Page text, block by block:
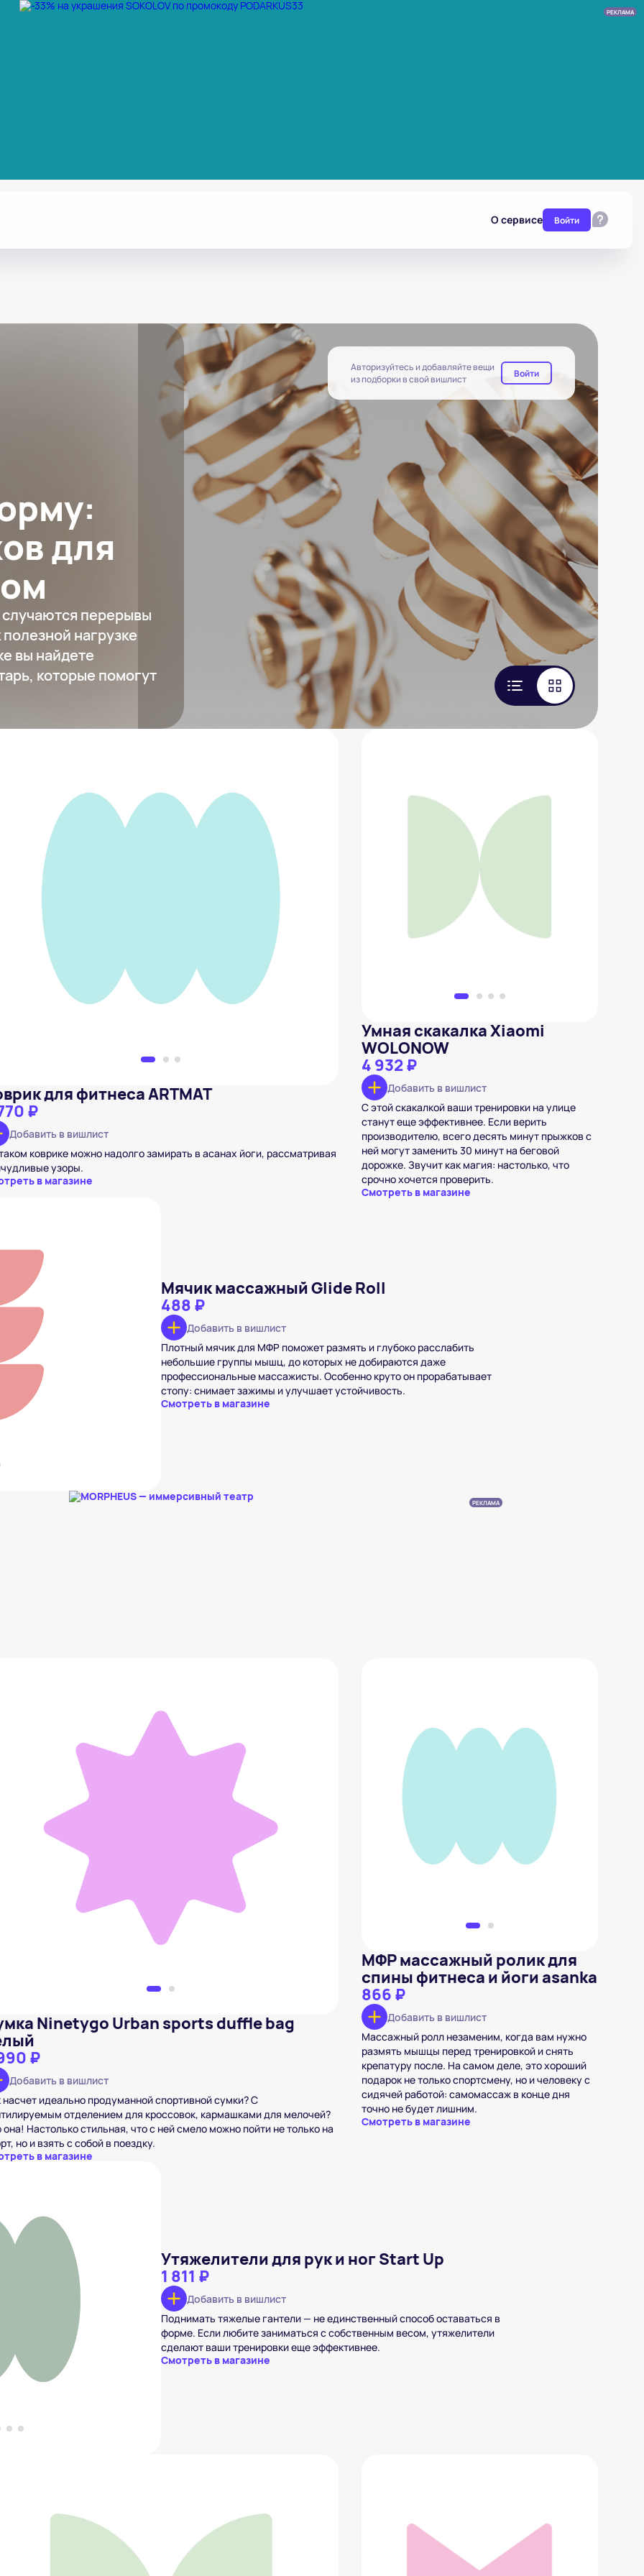
РЕКЛАМА
О сервисе Войти
для
перерывы
нагрузке
вы найдете
которые помогут
Авторизуйтесь и добавляйте вещи
из подборки в свой вишлист
Войти
для фитнеса ARTMAT
₽
Добавить в вишлист
коврике можно надолго замирать в асанах йоги, рассматривая
узоры.
в магазине
Умная скакалка Xiaomi WOLONOW
4 932 ₽
Добавить в вишлист
Умная скакалка Xiaomi
WOLONOW
4 932 ₽
Добавить в вишлист
С этой скакалкой ваши тренировки на улице
станут еще эффективнее. Если верить
производителю, всего десять минут прыжков с
ней могут заменить 30 минут на беговой
дорожке. Звучит как магия: настолько, что
срочно хочется проверить.
Смотреть в магазине
Glide Roll
Мячик массажный Glide Roll
488 ₽
Добавить в вишлист
Плотный мячик для МФР поможет размять и глубоко расслабить
небольшие группы мышц, до которых не добираются даже
профессиональные массажисты. Особенно круто он прорабатывает
стопу: снимает зажимы и улучшает устойчивость.
Смотреть в магазине
РЕКЛАМА
Сумка Ninetygo Urban sports duffle bag белый
Ninetygo Urban sports duffle bag
₽
Добавить в вишлист
насчет идеально продуманной спортивной сумки? С
отделением для кроссовок, кармашками для мелочей?
она! Настолько стильная, что с ней смело можно пойти не только на
но и взять с собой в поездку.
в магазине
Добавить в вишлист
МФР массажный ролик для
спины фитнеса и йоги asanka
866 ₽
Добавить в вишлист
Массажный ролл незаменим, когда вам нужно
размять мышцы перед тренировкой и снять
крепатуру после. На самом деле, это хороший
подарок не только спортсмену, но и человеку с
сидячей работой: самомассаж в конце дня
точно не будет лишним.
Смотреть в магазине
Утяжелители для рук и ног Start Up
1 811 ₽
Добавить в вишлист
Поднимать тяжелые гантели — не единственный способ оставаться в
форме. Если любите заниматься с собственным весом, утяжелители
сделают ваши тренировки еще эффективнее.
Смотреть в магазине